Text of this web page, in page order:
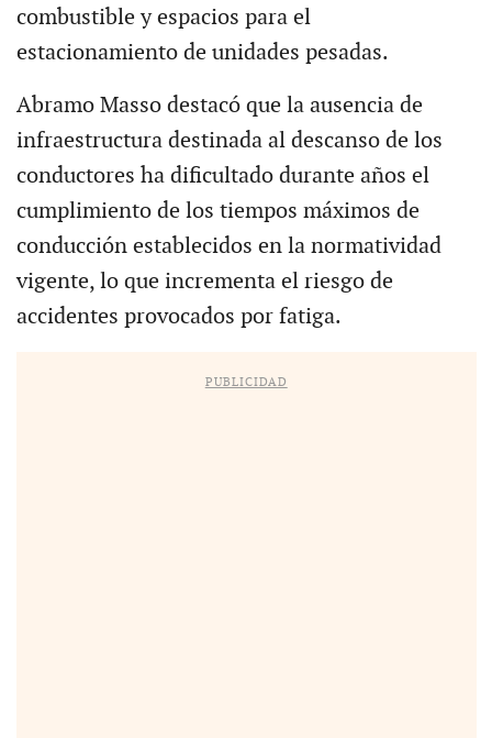
combustible y espacios para el
estacionamiento de unidades pesadas.
Abramo Masso destacó que la ausencia de
infraestructura destinada al descanso de los
conductores ha dificultado durante años el
cumplimiento de los tiempos máximos de
conducción establecidos en la normatividad
vigente, lo que incrementa el riesgo de
accidentes provocados por fatiga.
PUBLICIDAD